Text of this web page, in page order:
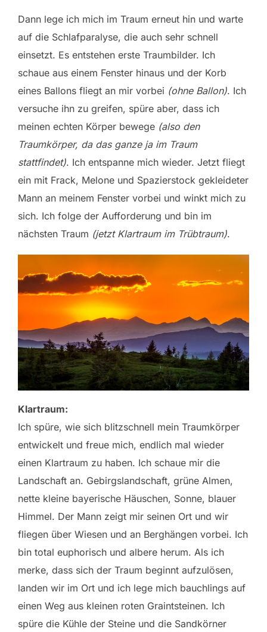
Dann lege ich mich im Traum erneut hin und warte
auf die Schlafparalyse, die auch sehr schnell
einsetzt. Es entstehen erste Traumbilder. Ich
schaue aus einem Fenster hinaus und der Korb
eines Ballons fliegt an mir vorbei (ohne Ballon). Ich
versuche ihn zu greifen, spüre aber, dass ich
meinen echten Körper bewege (also den
Traumkörper, da das ganze ja im Traum
stattfindet). Ich entspanne mich wieder. Jetzt fliegt
ein mit Frack, Melone und Spazierstock gekleideter
Mann an meinem Fenster vorbei und winkt mich zu
sich. Ich folge der Aufforderung und bin im
nächsten Traum (jetzt Klartraum im Trübtraum).
Klartraum:
Ich spüre, wie sich blitzschnell mein Traumkörper
entwickelt und freue mich, endlich mal wieder
einen Klartraum zu haben. Ich schaue mir die
Landschaft an. Gebirgslandschaft, grüne Almen,
nette kleine bayerische Häuschen, Sonne, blauer
Himmel. Der Mann zeigt mir seinen Ort und wir
fliegen über Wiesen und an Berghängen vorbei. Ich
bin total euphorisch und albere herum. Als ich
merke, dass sich der Traum beginnt aufzulösen,
landen wir im Ort und ich lege mich bauchlings auf
einen Weg aus kleinen roten Graintsteinen. Ich
spüre die Kühle der Steine und die Sandkörner